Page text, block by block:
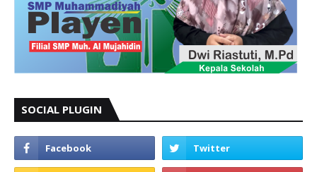
SOCIAL PLUGIN